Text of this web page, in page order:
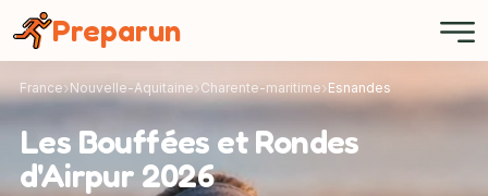
Preparun
France Nouvelle-Aquitaine Charente-maritime Esnandes
Les Bouffées et Rondes
d'Airpur 2026
Panneau de gestion des cookies